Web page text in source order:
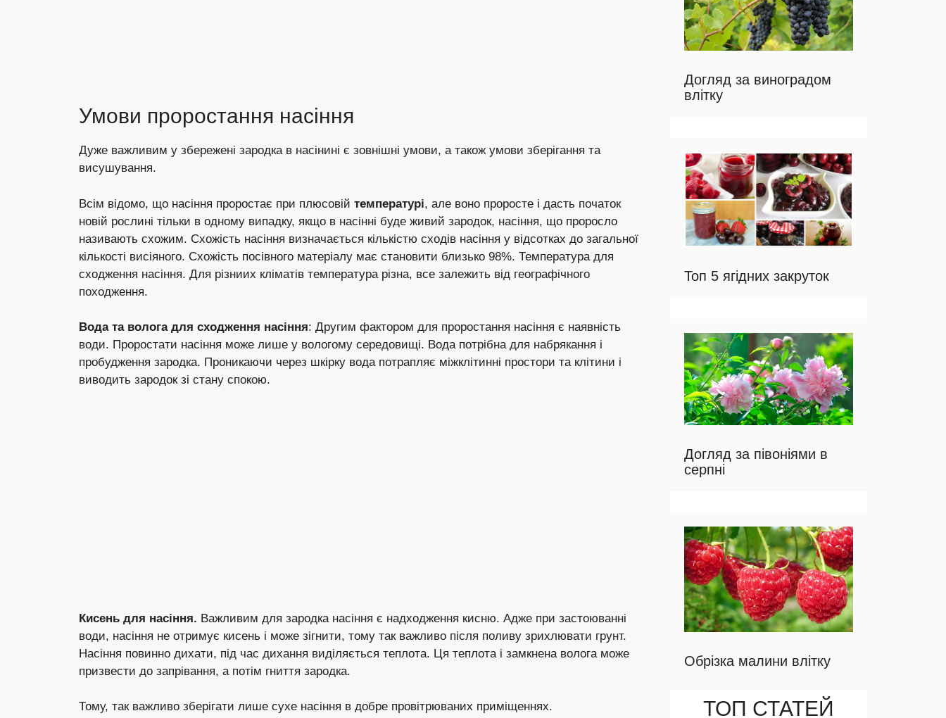
Умови проростання насіння
Дуже важливим у збережені зародка в насінині є зовнішні умови, а також умови зберігання та
висушування.
Всім відомо, що насіння проростає при плюсовій температурі, але воно проросте і дасть початок
новій рослині тільки в одному випадку, якщо в насінні буде живий зародок, насіння, що проросло
називають схожим. Схожість насіння визначається кількістю сходів насіння у відсотках до загальної
кількості висіяного. Схожість посівного матеріалу має становити близько 98%. Температура для
сходження насіння. Для різниих кліматів температура різна, все залежить від географічного
походження.
Вода та волога для сходження насіння: Другим фактором для проростання насіння є наявність
води. Проростати насіння може лише у вологому середовищі. Вода потрібна для набрякання і
пробудження зародка. Проникаючи через шкірку вода потрапляє міжклітинні простори та клітини і
виводить зародок зі стану спокою.
Кисень для насіння. Важливим для зародка насіння є надходження кисню. Адже при застоюванні
води, насіння не отримує кисень і може зігнити, тому так важливо після поливу зрихлювати грунт.
Насіння повинно дихати, під час дихання виділяється теплота. Ця теплота і замкнена волога може
призвести до запрівання, а потім гниття зародка.
Тому, так важливо зберігати лише сухе насіння в добре провітрюваних приміщеннях.
Догляд за виноградом
влітку
Топ 5 ягідних закруток
Догляд за півоніями в
серпні
Обрізка малини влітку
ТОП СТАТЕЙ